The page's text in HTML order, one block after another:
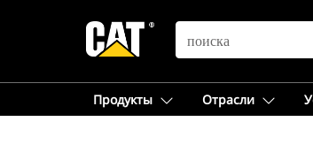
SEARCH
Продукты Отрасли